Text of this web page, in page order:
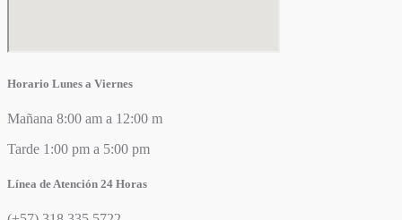
Horario Lunes a Viernes
Mañana 8:00 am a 12:00 m
Tarde 1:00 pm a 5:00 pm
Línea de Atención 24 Horas